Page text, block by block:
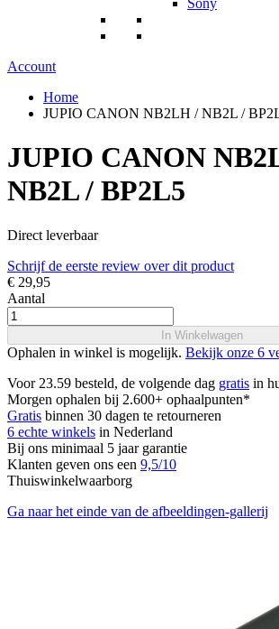
Sony
Account
Home
JUPIO CANON NB2LH / NB2L /
JUPIO CANON
NB2L / BP2L5
Direct leverbaar
Schrijf de eerste review over dit product
€ 29,95
Aantal
In Winkelwagen
Ophalen in winkel is mogelijk. Bekijk onze 6
Voor 23.59 besteld, de volgende dag gratis in
Morgen ophalen bij 2.600+ ophaalpunten*
Gratis binnen 30 dagen te retourneren
6 echte winkels in Nederland
Bij ons minimaal 5 jaar garantie
Klanten geven ons een 9,5/10
Thuiswinkelwaarborg
Ga naar het einde van de afbeeldingen-gallerij